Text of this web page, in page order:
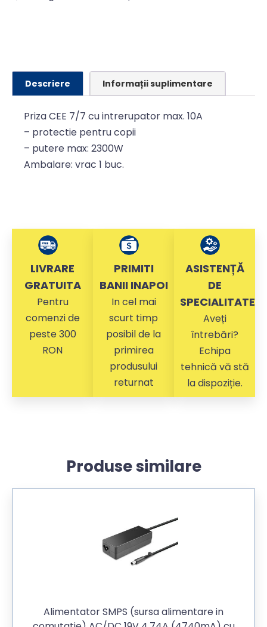
Descriere Informații suplimentare
Priza CEE 7/7 cu intrerupator max. 10A
– protectie pentru copii
– putere max: 2300W
Ambalare: vrac 1 buc.
LIVRARE
GRATUITA
Pentru
comenzi de
peste 300
RON
PRIMITI
BANII INAPOI
In cel mai
scurt timp
posibil de la
primirea
produsului
returnat
ASISTENȚĂ
DE
SPECIALITATE
Aveți
întrebări?
Echipa
tehnică vă stă
la dispoziție.
Produse similare
Alimentator SMPS (sursa alimentare in